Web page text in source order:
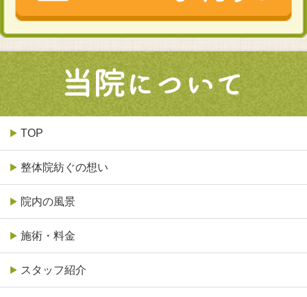
TOP
整体院紡ぐの想い
院内の風景
施術・料金
スタッフ紹介